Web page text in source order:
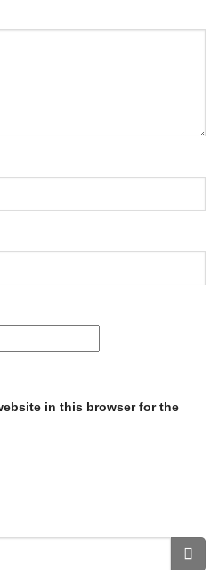
in this browser for the